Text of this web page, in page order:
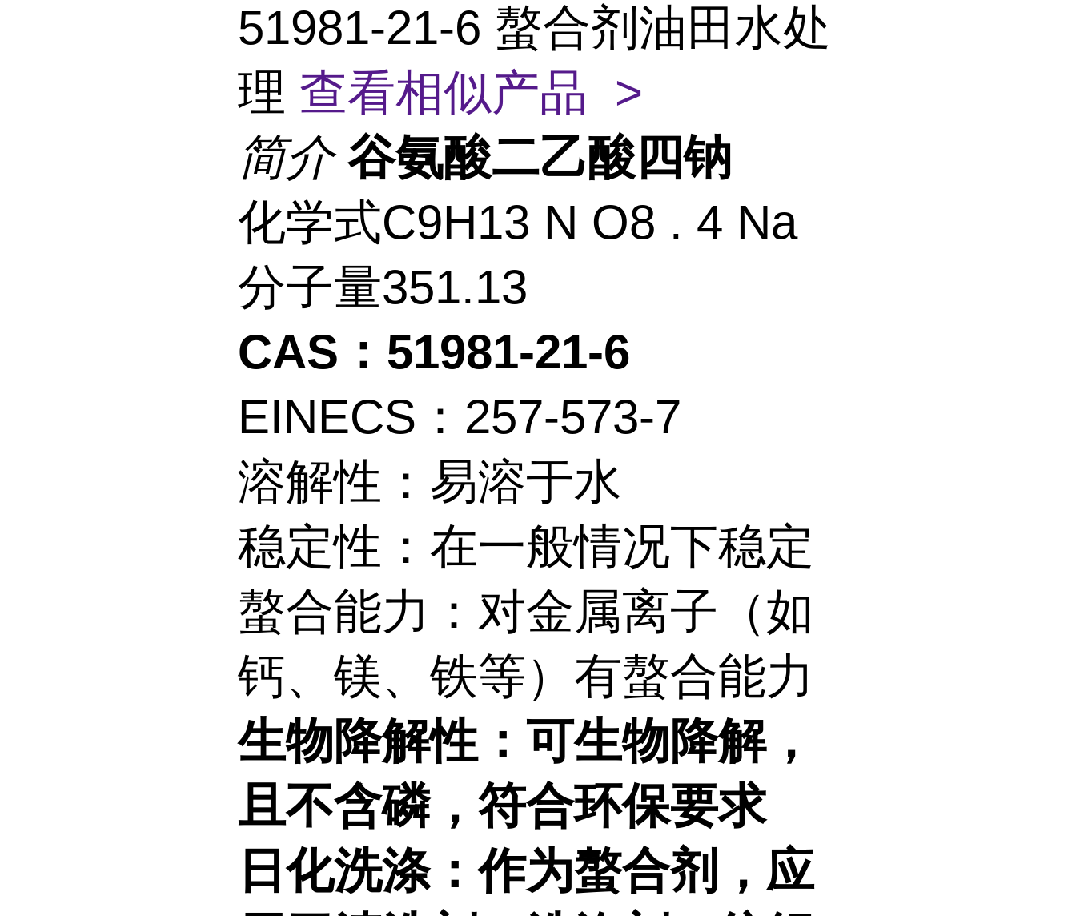
51981-21-6 螯合剂油田水处
理 查看相似产品 >
简介 谷氨酸二乙酸四钠
化学式C9H13 N O8 . 4 Na
分子量351.13
CAS：51981-21-6
EINECS：257-573-7
溶解性：易溶于水
稳定性：在一般情况下稳定
螯合能力：对金属离子（如
钙、镁、铁等）有螯合能力
生物降解性：可生物降解，
且不含磷，符合环保要求
日化洗涤：作为螯合剂，应